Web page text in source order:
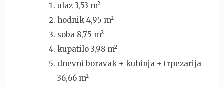
ulaz 3,53 m²
hodnik 4,95 m²
soba 8,75 m²
kupatilo 3,98 m²
dnevni boravak + kuhinja + trpezarija
36,66 m²